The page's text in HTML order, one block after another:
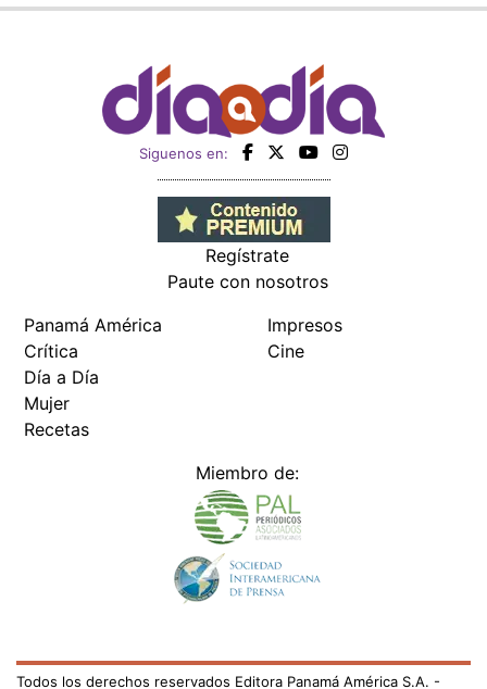
Siguenos en:
Regístrate
Paute con nosotros
Panamá América
Crítica
Día a Día
Mujer
Recetas
Impresos
Cine
Miembro de:
Todos los derechos reservados Editora Panamá América S.A. -